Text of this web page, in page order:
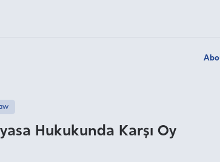
Hukukunda Karşı Oy